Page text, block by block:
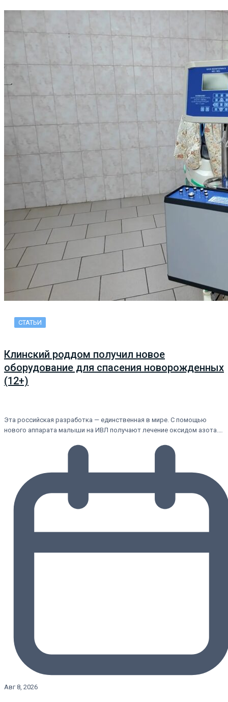
СТАТЬИ
Клинский роддом получил новое
оборудование для спасения новорожденных
(12+)
Эта российская разработка — единственная в мире. С помощью
нового аппарата малыши на ИВЛ получают лечение оксидом азота.…
Авг 8, 2026